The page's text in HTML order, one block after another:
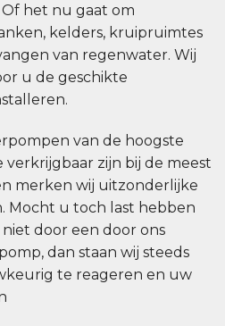
Of het nu gaat om
kelders, kruipruimtes
van regenwater. Wij
u de geschikte
van de hoogste
zijn bij de meest
merken wij uitzonderlijke
Mocht u toch last hebben
door een door ons
dan staan ​​wij steeds
te reageren en uw